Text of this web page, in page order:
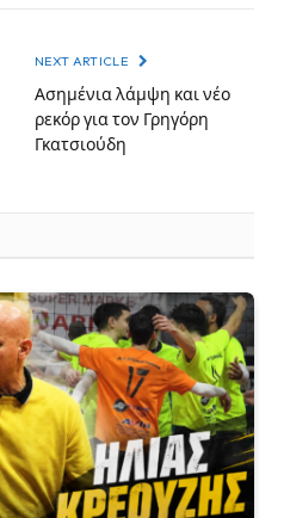
NEXT ARTICLE
Ασημένια λάμψη και νέο
ρεκόρ για τον Γρηγόρη
Γκατσιούδη